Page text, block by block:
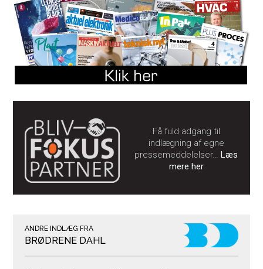
Få fuld adgang til
indlægning af egne
pressemeddelelser…Læs
mere her
ANDRE INDLÆG FRA
BRØDRENE DAHL